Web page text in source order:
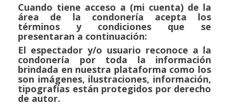
Cuando tiene acceso a (mi cuenta) de la
área de la condonería acepta los
términos y condiciones que se
presentaran a continuación:
El espectador y/o usuario reconoce a la
condonería por toda la información
brindada en nuestra plataforma como los
son imágenes, ilustraciones, información,
tipografías están protegidos por derecho
de autor.